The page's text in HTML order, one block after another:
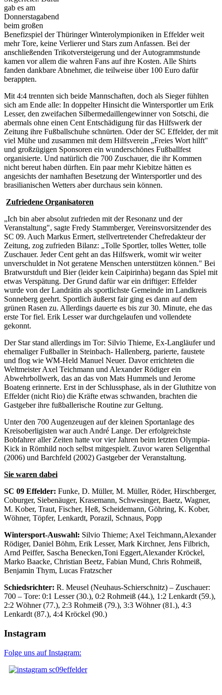
gab es am
Donnerstagabend
beim großen
Benefizspiel der Thüringer Winterolympioniken in Effelder weit
mehr Tore, keine Verlierer und Stars zum Anfassen. Bei der
anschließenden Trikotversteigerung und der Autogrammstunde
kamen vor allem die wahren Fans auf ihre Kosten. Alle Shirts
fanden dankbare Abnehmer, die teilweise über 100 Euro dafür
berappten.
Mit 4:4 trennten sich beide Mannschaften, doch als Sieger fühlten
sich am Ende alle: In doppelter Hinsicht die Wintersportler um Erik
Lesser, den zweifachen Silbermedaillengewinner von Sotschi, die
abermals ohne einen Cent Entschädigung für das Hilfswerk der
Zeitung ihre Fußballschuhe schnürten. Oder der SC Effelder, der mit
viel Mühe und zusammen mit dem Hilfsverein „Freies Wort hilft"
und großzügigen Sponsoren ein wunderschönes Fußballfest
organisierte. Und natürlich die 700 Zuschauer, die ihr Kommen
nicht bereut haben dürften. Ein paar mehr Kiebitze hätten es
angesichts der namhaften Besetzung der Wintersportler und des
brasilianischen Wetters aber durchaus sein können.
Zufriedene Organisatoren
„Ich bin aber absolut zufrieden mit der Resonanz und der
Veranstaltung", sagte Fredy Stammberger, Vereinsvorsitzender des
SC 09. Auch Markus Ermert, stellvertretender Chefredakteur der
Zeitung, zog zufrieden Bilanz: „Tolle Sportler, tolles Wetter, tolle
Zuschauer. Jeder Cent geht an das Hilfswerk, womit wir weiter
unverschuldet in Not geratene Menschen unterstützen können." Bei
Bratwurstduft und Bier (leider kein Caipirinha) begann das Spiel mit
etwas Verspätung. Der Grund dafür war ein driftiger: Effelder
wurde von der Landrätin als sportlichste Gemeinde im Landkreis
Sonneberg geehrt. Sportlich äußerst fair ging es dann auf dem
grünen Rasen zu. Allerdings dauerte es bis zur 30. Minute, ehe das
erste Tor fiel. Erik Lesser war durchgelaufen und vollendete
gekonnt.
Der Star stand allerdings im Tor: Silvio Thieme, Ex-Langläufer und
ehemaliger Fußballer in Steinbach- Hallenberg, parierte, faustete
und flog wie WM-Held Manuel Neuer. Davor errichteten die
Weltmeister Axel Teichmann und Alexander Rödiger ein
Abwehrbollwerk, das an das von Mats Hummels und Jerome
Boateng erinnerte. Erst in der Schlussphase, als in der Gluthitze von
Effelder (nicht Rio) die Kräfte etwas schwanden, brachten die
Gastgeber ihre fußballerische Routine zur Geltung.
Unter den 700 Augenzeugen auf der kleinen Sportanlage des
Kreisoberligisten war auch André Lange. Der erfolgreichste
Bobfahrer aller Zeiten hatte vor vier Jahren beim letzten Olympia-
Kick in Römhild noch selbst mitgespielt. Zuvor waren Seligenthal
(2006) und Barchfeld (2002) Gastgeber der Veranstaltung.
Sie waren dabei
SC 09 Effelder: Funke, D. Müller, M. Müller, Röder, Hirschberger,
Coburger, Siebenäuger, Krasemann, Schwesinger, Baetz, Wagner,
M. Kober, Traut, Fischer, Heß, Scheidemann, Göhring, K. Kober,
Wöhner, Töpfer, Lenkardt, Porazil, Schnaus, Popp
Wintersport-Auswahl: Silvio Thieme; Axel Teichmann,Alexander
Rödiger, Daniel Böhm, Erik Lesser, Mark Kirchner, Jens Filbrich,
Arnd Peiffer, Sascha Benecken,Toni Eggert,Alexander Kröckel,
Marko Baacke, Christian Beetz, Fabian Mund, Chris Rohmeiß,
Benjamin Thym, Lucas Fratzscher
Schiedsrichter: R. Meusel (Neuhaus-Schierschnitz) – Zuschauer:
700 – Tore: 0:1 Lesser (30.), 0:2 Rohmeiß (44.), 1:2 Lenkardt (59.),
2:2 Wöhner (77.), 2:3 Rohmeiß (79.), 3:3 Wöhner (81.), 4:3
Lenkardt (87.), 4:4 Kröckel (90.)
Instagram
Folge uns auf Instagram: